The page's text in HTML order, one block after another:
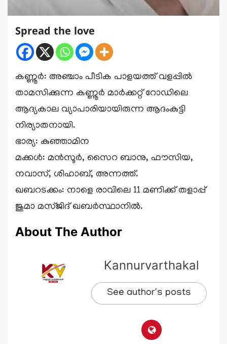
Spread the love
കണ്ണൂർ: അഞ്ചാം പീടിക പാളയത്ത് വളപ്പിൽ
താമസിക്കുന്ന കണ്ണൂർ മാർക്കറ്റ് റോഡിലെ
ആദ്യകാല വ്യാപാരിയായിരുന്ന ആദംകുട്ടി
നിര്യാതനായി.
ഭാര്യ: കുഞ്ഞാമിന
മക്കൾ: മൻസൂർ, സൈറ ബാനു, ഫൗസിയ,
നവാസ്, ശിഹാബ്, അന്നത്ത്.
ഖബറടക്കം: നാളെ രാവിലെ 11 മണിക്ക് തളാപ്പ്
ജുമാ മസ്ജിദ് ഖബർസ്ഥാനിൽ.
About The Author
Kannurvarthakal
See author's posts